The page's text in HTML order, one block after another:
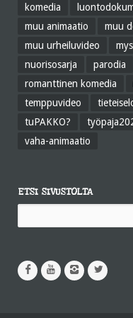
komedia
muu animaatio
muu
muu urheiluvideo
nuorisosarja
parodia
romanttinen komedia
temppuvideo
tuPAKKO?
vaha-animaatio
ETSI SIVUSTOLTA